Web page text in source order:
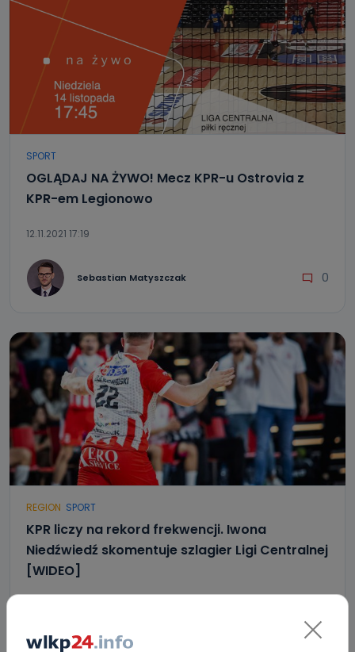
SPORT
OGLĄDAJ NA ŻYWO! Mecz KPR-u Ostrovia z
KPR-em Legionowo
12.11.2021 17:19
Sebastian Matyszczak 0
REGION SPORT
KPR liczy na rekord frekwencji. Iwona
Niedźwiedź skomentuje szlagier Ligi Centralnej
[WIDEO]
Marcin Gebel